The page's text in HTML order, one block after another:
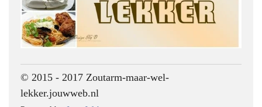
© 2015 - 2017 Zoutarm-maar-wel-
lekker.jouwweb.nl